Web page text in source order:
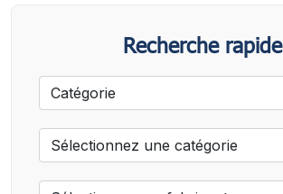
Recherche rapide